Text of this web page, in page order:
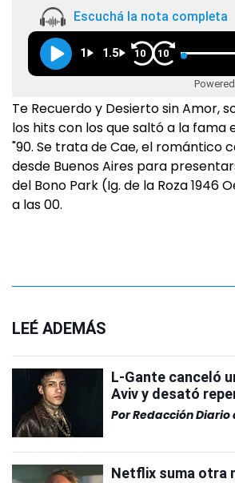
Escuchá la nota completa
1 1.5 10 10
Te Recuerdo y Desierto sin Amor,
los hits con los que saltó a la fama
"90. Se trata de Cae, el romántico
desde Buenos Aires para
del Bono Park (Ig. de la Roza 1946
a las 00.
LEÉ ADEMÁS
L-Gante canceló
Aviv y desató
PorRedacción Diario
Netflix suma otra